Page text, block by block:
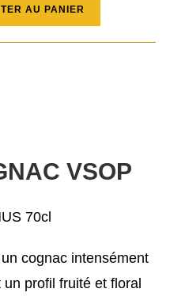
AU PANIER
VSOP
70cl
cognac intensément
profil fruité et floral